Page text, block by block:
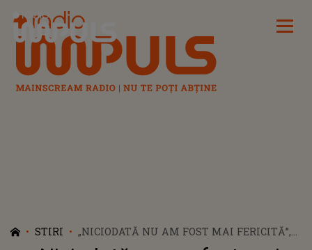
Radio Impuls
STIRI
„NICIODATĂ NU AM FOST MAI FERICITĂ”,
SPUNE O TÂNĂRĂ CARE S-A MĂRITAT CU O